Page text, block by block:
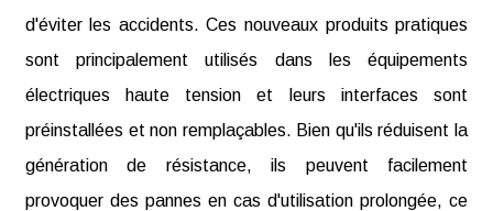
d'éviter les accidents. Ces nouveaux produits pratiques
sont principalement utilisés dans les équipements
électriques haute tension et leurs interfaces sont
préinstallées et non remplaçables. Bien qu'ils réduisent la
génération de résistance, ils peuvent facilement
provoquer des pannes en cas d'utilisation prolongée, ce